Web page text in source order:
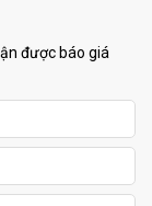
được báo giá